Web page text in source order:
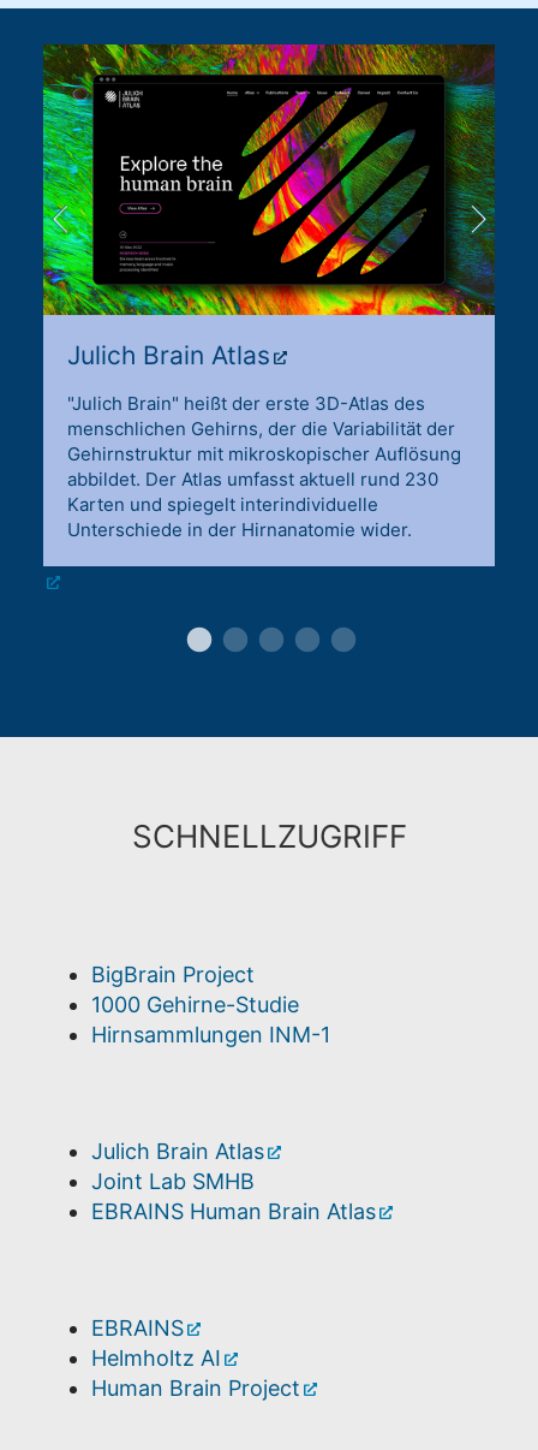
Julich Brain Atlas
"Julich Brain" heißt der erste 3D-Atlas des
menschlichen Gehirns, der die Variabilität der
Gehirnstruktur mit mikroskopischer Auflösung
abbildet. Der Atlas umfasst aktuell rund 230
Karten und spiegelt interindividuelle
Unterschiede in der Hirnanatomie wider.
SCHNELLZUGRIFF
BigBrain Project
1000 Gehirne-Studie
Hirnsammlungen INM-1
Julich Brain Atlas
Joint Lab SMHB
EBRAINS Human Brain Atlas
EBRAINS
Helmholtz AI
Human Brain Project